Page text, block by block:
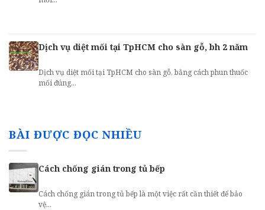
Dịch vụ diệt mối tại TpHCM cho sàn gỗ, bh 2 năm
Dịch vụ diệt mối tại TpHCM cho sàn gỗ, bằng cách phun thuốc
mối đúng...
BÀI ĐƯỢC ĐỌC NHIỀU
Cách chống gián trong tủ bếp
Cách chống gián trong tủ bếp là một việc rất cần thiết để bảo
vệ...